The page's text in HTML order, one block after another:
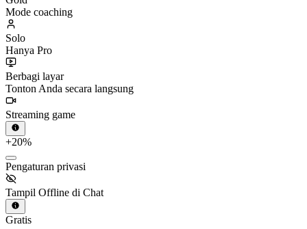
Mode coaching
Solo
Hanya Pro
Berbagi layar
Tonton Anda secara langsung
Streaming game
+20%
Pengaturan privasi
Tampil Offline di Chat
Gratis